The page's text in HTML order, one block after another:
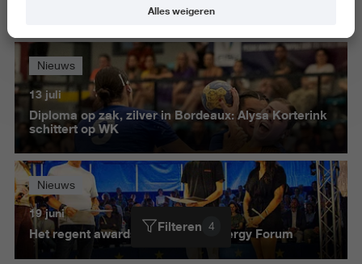
University Championship
Nieuws
13 juli
Diploma op zak, zilver in Bordeaux: Alysa Korterink
schittert op WK
Nieuws
19 juni
Het regent awards tijdens New Energy Forum
Filteren 4
Alles weigeren